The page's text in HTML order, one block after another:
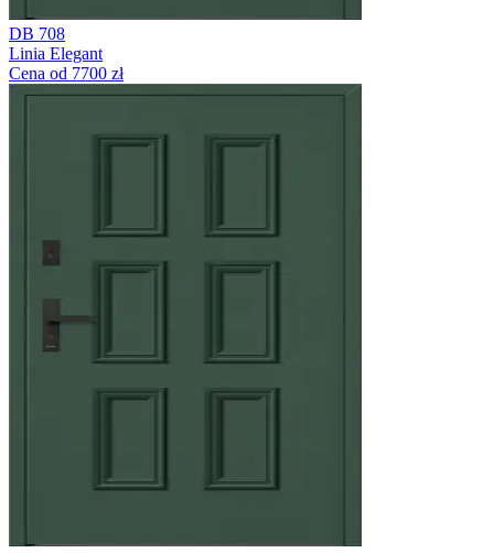
DB 708
Linia Elegant
Cena od 7700 zł